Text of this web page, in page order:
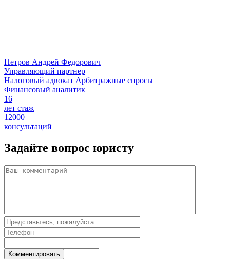
Петров Андрей Федорович
Управляющий партнер
Налоговый адвокат Арбитражные спросы
Финансовый аналитик
16
лет стаж
12000+
консультаций
Задайте вопрос юристу
Комментировать